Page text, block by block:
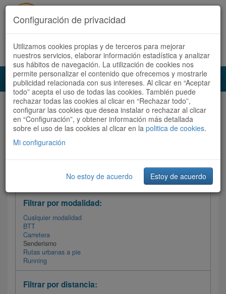
Acceder Registrate ahora Español | Català
Audioruta Todas las rutas
Todas las rutas Ordenar por:Más recientes
Filtrar las rutas
Filtrar por modalidad:
Cualquier modalidad
BTT
Carretera
Senderismo
Rutas urbanas a pie
Running
Filtrar por distancia:
Configuración de privacidad
Utilizamos cookies propias y de terceros para mejorar
nuestros servicios, elaborar información estadística y analizar
sus hábitos de navegación. La utilización de cookies nos
permite personalizar el contenido que ofrecemos y mostrarle
publicidad relacionada con sus intereses. Al clicar en “Aceptar
todo” acepta el uso de todas las cookies. También puede
rechazar todas las cookies al clicar en “Rechazar todo”,
configurar las cookies que desea instalar o rechazar al clicar
en “Configuración”, y obtener información más detallada
sobre el uso de las cookies al clicar en la politica de cookies.
Mi configuración
No estoy de acuerdo Estoy de acuerdo